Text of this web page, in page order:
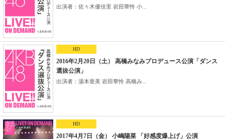
出演者：佐々木優佳里 岩田華怜 小...
HD
2016年2月20日（土） 高橋みなみプロデュース公演「ダンス
選抜公演」
出演者：湯本亜美 岩田華怜 高橋み...
HD
2017年4月7日（金） 小嶋陽菜 「好感度爆上げ」公演